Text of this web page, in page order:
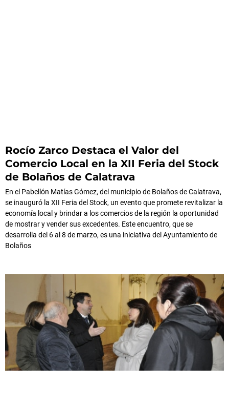
Rocío Zarco Destaca el Valor del
Comercio Local en la XII Feria del Stock
de Bolaños de Calatrava
En el Pabellón Matías Gómez, del municipio de Bolaños de Calatrava,
se inauguró la XII Feria del Stock, un evento que promete revitalizar la
economía local y brindar a los comercios de la región la oportunidad
de mostrar y vender sus excedentes. Este encuentro, que se
desarrolla del 6 al 8 de marzo, es una iniciativa del Ayuntamiento de
Bolaños